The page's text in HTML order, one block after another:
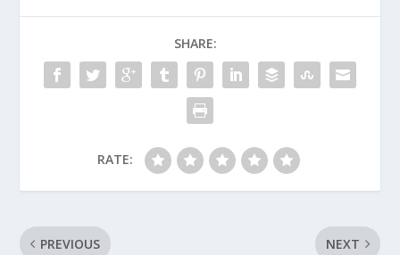
SHARE:
RATE:
PREVIOUS NEXT